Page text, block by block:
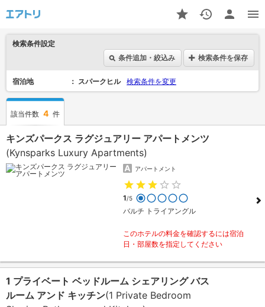
検索条件設定
条件追加・絞込み
検索条件を保存
宿泊地 スパークヒル 検索条件を変更
該当件数 4 件
キンズパークス ラグジュアリー アパートメンツ
(Kynsparks Luxury Apartments)
アパートメント
1/5
バルチ トライアングル
このホテルの料金を確認するには宿泊
日・部屋数を指定してください
1 プライベート ベッドルーム シェアリング バス
ルーム アンド キッチン(1 Private Bedroom